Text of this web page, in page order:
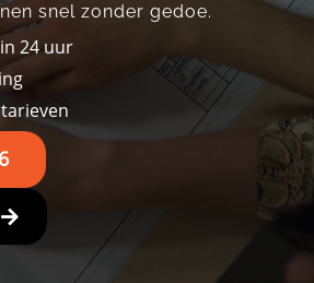
snel zonder gedoe.​
24 uur